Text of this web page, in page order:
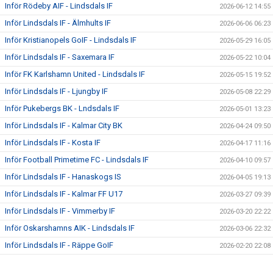
Inför Rödeby AIF - Lindsdals IF 2026-06-12 14:55
Inför Lindsdals IF - Älmhults IF 2026-06-06 06:23
Inför Kristianopels GoIF - Lindsdals IF 2026-05-29 16:05
Inför Lindsdals IF - Saxemara IF 2026-05-22 10:04
Inför FK Karlshamn United - Lindsdals IF 2026-05-15 19:52
Inför Lindsdals IF - Ljungby IF 2026-05-08 22:29
Inför Pukebergs BK - Lndsdals IF 2026-05-01 13:23
Inför Lindsdals IF - Kalmar City BK 2026-04-24 09:50
Inför Lindsdals IF - Kosta IF 2026-04-17 11:16
Inför Football Primetime FC - Lindsdals IF 2026-04-10 09:57
Inför Lindsdals IF - Hanaskogs IS 2026-04-05 19:13
Inför Lindsdals IF - Kalmar FF U17 2026-03-27 09:39
Inför Lindsdals IF - Vimmerby IF 2026-03-20 22:22
Inför Oskarshamns AIK - Lindsdals IF 2026-03-06 22:32
Inför Lindsdals IF - Räppe GoIF 2026-02-20 22:08